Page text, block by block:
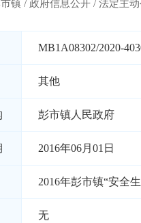
镇 / 政府信息公开 / 法定主
MB1A08302/2020-
其他
彭市镇人民政府
2016年06月01日
2016年彭市镇“安全
无